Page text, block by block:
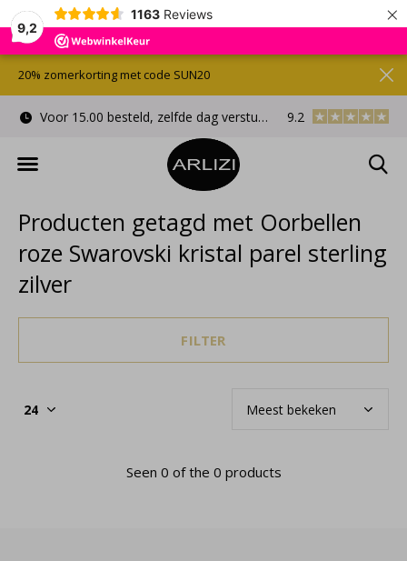
9,2
1163 Reviews ×
Voor 15.00 besteld, zelfde dag verstuurd Gratis
9.2
20% zomerkorting met code SUN20
Producten getagd met Oorbellen
roze Swarovski kristal parel sterling
zilver
FILTER
Seen 0 of the 0 products